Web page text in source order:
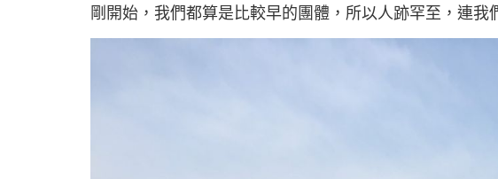
剛開始，我們都算是比較早的團體，所以人跡罕至，連我